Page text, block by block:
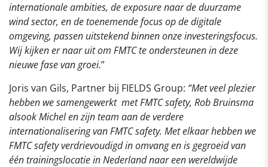
internationale ambities, de exposure naar de duurzame
wind sector, en de toenemende focus op de digitale
omgeving, passen uitstekend binnen onze investeringsfocus.
Wij kijken er naar uit om FMTC te ondersteunen in deze
nieuwe fase van groei.”
Joris van Gils, Partner bij FIELDS Group: “Met veel plezier
hebben we samengewerkt met FMTC safety, Rob Bruinsma
alsook Michel en zijn team aan de verdere
internationalisering van FMTC safety. Met elkaar hebben we
FMTC safety verdrievoudigd in omvang en is gegroeid van
één trainingslocatie in Nederland naar een wereldwijde